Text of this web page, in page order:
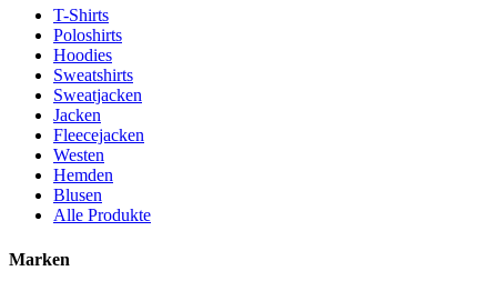
T-Shirts
Poloshirts
Hoodies
Sweatshirts
Sweatjacken
Jacken
Fleecejacken
Westen
Hemden
Blusen
Alle Produkte
Marken